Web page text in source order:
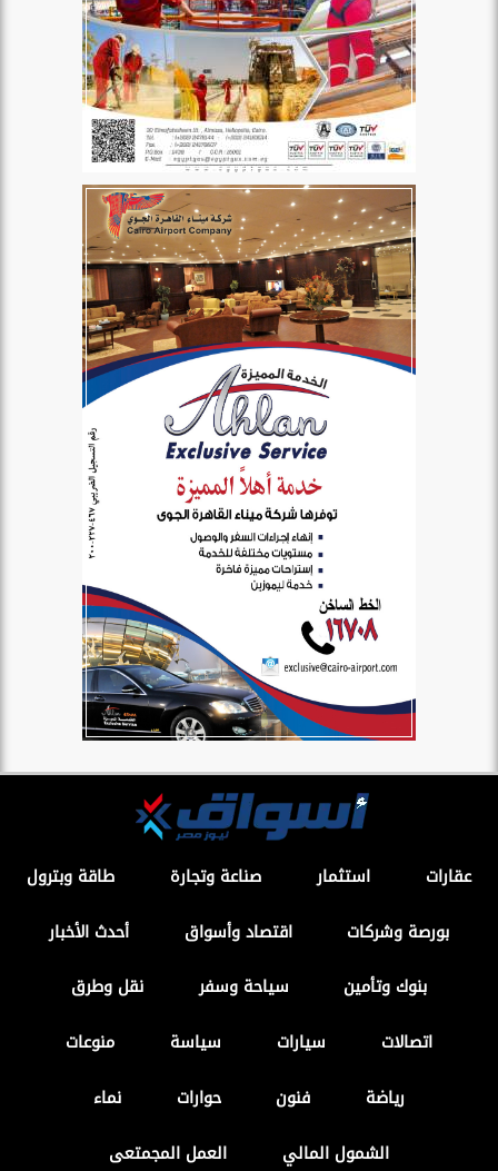
عقارات استثمار صناعة وتجارة
طاقة وبترول
بورصة وشركات
اقتصاد وأسواق
أحدث الأخبار
بنوك وتأمين
سياحة وسفر
نقل وطرق
اتصالات
سيارات سياسة
منوعات
رياضة
فنون حوارات
نماء
الشمول المالي
العمل المجمتعى